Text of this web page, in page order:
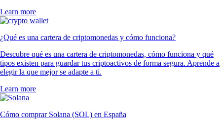
Learn more
¿Qué es una cartera de criptomonedas y cómo funciona?
Descubre qué es una cartera de criptomonedas, cómo funciona y qué
tipos existen para guardar tus criptoactivos de forma segura. Aprende a
elegir la que mejor se adapte a ti.
Learn more
Cómo comprar Solana (SOL) en España